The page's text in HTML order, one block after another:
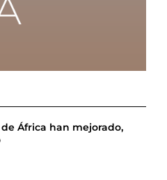
África han mejorado,